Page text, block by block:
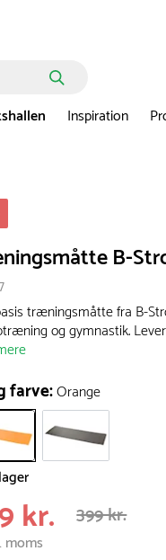
Inspiration
B-
træningsmåtte fra B-
og gymnastik.
farve:Orange
kr. 399 kr.
moms